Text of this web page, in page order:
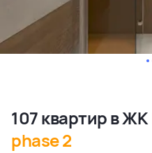
107 квартир в ЖК
phase 2